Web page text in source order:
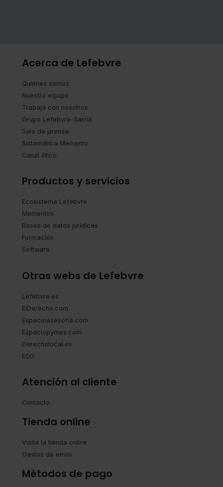
Acerca de Lefebvre
Quiénes somos
Nuestro equipo
Trabaja con nosotros
Grupo Lefebvre-Sarrut
Sala de prensa
Sistemática Memento
Canal ético
Productos y servicios
Ecosistema Lefebvre
Mementos
Bases de datos jurídicas
Formación
Software
Otras webs de Lefebvre
Lefebvre.es
ElDerecho.com
Espacioasesoria.com
Espaciopymes.com
Derecholocal.es
ESG
Atención al cliente
Contacto
Tienda online
Visita la tienda online
Gastos de envío
Métodos de pago